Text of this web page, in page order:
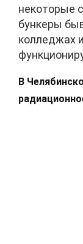
некоторые
бункеры
колледжах
В